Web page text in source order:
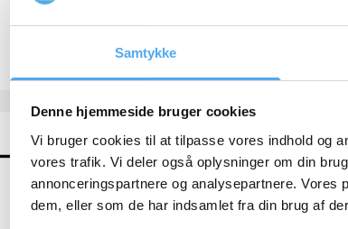
Samtykke
Denne hjemmeside bruger cookies
Vi bruger cookies til at tilpasse vores indhold og
vores trafik. Vi deler også oplysninger om din
annonceringspartnere og analysepartnere.
dem, eller som de har indsamlet fra din brug af
De